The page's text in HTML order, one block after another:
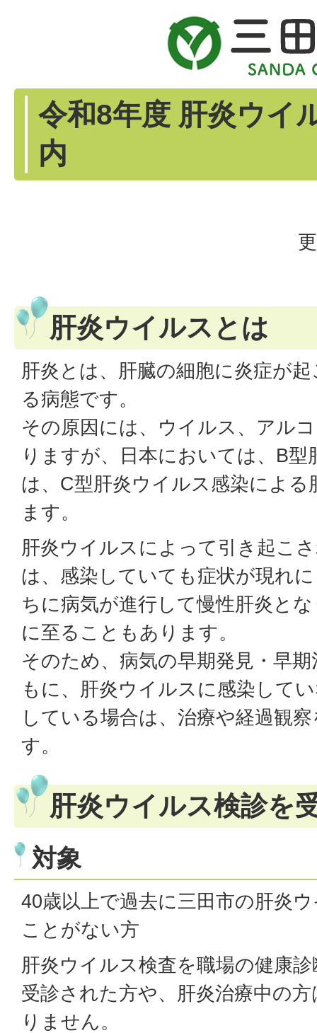
令和8年度 肝炎ウイ
内
肝炎ウイルスとは
肝炎とは、肝臓の細胞に炎症が
る病態です。
その原因には、ウイルス、アル
りますが、日本においては、B
は、C型肝炎ウイルス感染によ
ます。
肝炎ウイルスによって引き起こ
は、感染していても症状が現れ
ちに病気が進行して慢性肝炎と
に至ることもあります。
そのため、病気の早期発見・早
もに、肝炎ウイルスに感染して
している場合は、治療や経過観
す。
肝炎ウイルス検診を
対象
40歳以上で過去に三田市の肝炎
ことがない方
肝炎ウイルス検査を職場の健康
受診された方や、肝炎治療中の
りません。